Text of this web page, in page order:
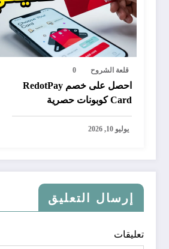
قلعة الشروح 0
احصل على خصم RedotPay
Card كوبونات حصرية
يوليو 10, 2026
إرسال التعليق
تعليقات